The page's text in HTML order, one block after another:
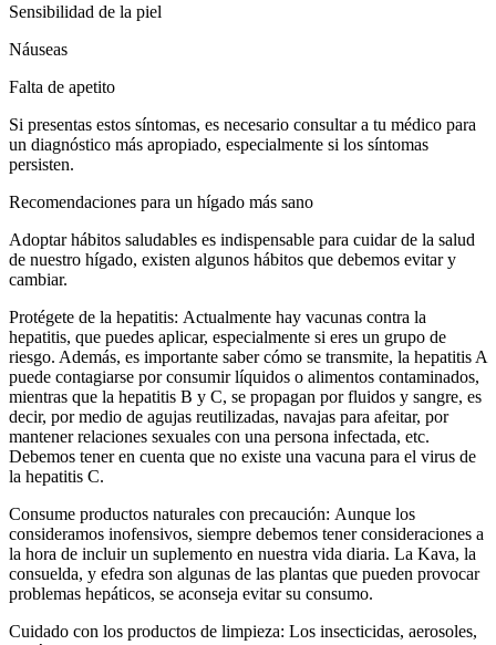
Sensibilidad de la piel
Náuseas
Falta de apetito
Si presentas estos síntomas, es necesario consultar a tu médico para
un diagnóstico más apropiado, especialmente si los síntomas
persisten.
Recomendaciones para un hígado más sano
Adoptar hábitos saludables es indispensable para cuidar de la salud
de nuestro hígado, existen algunos hábitos que debemos evitar y
cambiar.
Protégete de la hepatitis: Actualmente hay vacunas contra la
hepatitis, que puedes aplicar, especialmente si eres un grupo de
riesgo. Además, es importante saber cómo se transmite, la hepatitis A
puede contagiarse por consumir líquidos o alimentos contaminados,
mientras que la hepatitis B y C, se propagan por fluidos y sangre, es
decir, por medio de agujas reutilizadas, navajas para afeitar, por
mantener relaciones sexuales con una persona infectada, etc.
Debemos tener en cuenta que no existe una vacuna para el virus de
la hepatitis C.
Consume productos naturales con precaución: Aunque los
consideramos inofensivos, siempre debemos tener consideraciones a
la hora de incluir un suplemento en nuestra vida diaria. La Kava, la
consuelda, y efedra son algunas de las plantas que pueden provocar
problemas hepáticos, se aconseja evitar su consumo.
Cuidado con los productos de limpieza: Los insecticidas, aerosoles,